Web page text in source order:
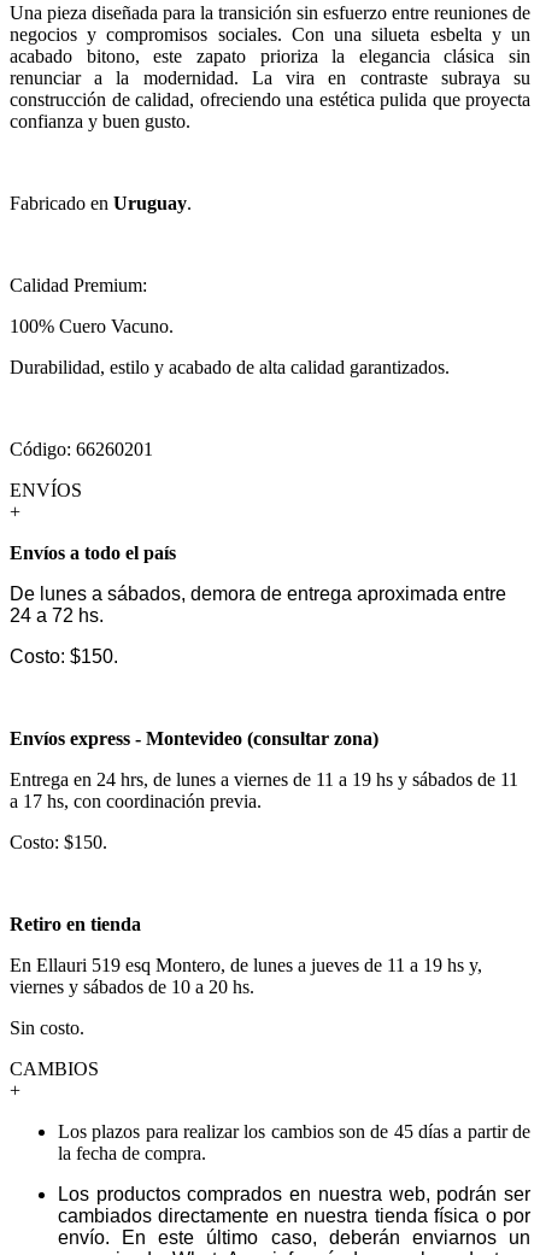
Una pieza diseñada para la transición sin esfuerzo entre reuniones de
negocios y compromisos sociales. Con una silueta esbelta y un
acabado bitono, este zapato prioriza la elegancia clásica sin
renunciar a la modernidad. La vira en contraste subraya su
construcción de calidad, ofreciendo una estética pulida que proyecta
confianza y buen gusto.
Fabricado en Uruguay.
Calidad Premium:
100% Cuero Vacuno.
Durabilidad, estilo y acabado de alta calidad garantizados.
Código: 66260201
ENVÍOS
+
Envíos a todo el país
De lunes a sábados, demora de entrega aproximada entre
24 a 72 hs.
Costo: $150.
Envíos express - Montevideo (consultar zona)
Entrega en 24 hrs, de lunes a viernes de 11 a 19 hs y sábados de 11
a 17 hs, con coordinación previa.
Costo: $150.
Retiro en tienda
En Ellauri 519 esq Montero, de lunes a jueves de 11 a 19 hs y,
viernes y sábados de 10 a 20 hs.
Sin costo.
CAMBIOS
+
Los plazos para realizar los cambios son de 45 días a partir de
la fecha de compra.
Los productos comprados en nuestra web, podrán ser
cambiados directamente en nuestra tienda física o por
envío. En este último caso, deberán enviarnos un